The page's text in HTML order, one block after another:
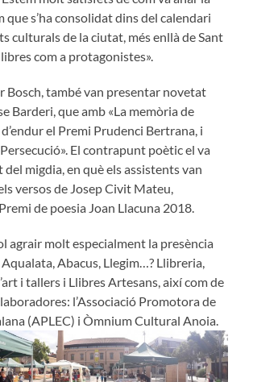
que s’ha consolidat dins del calendari
culturals de la ciutat, més enllà de Sant
com a protagonistes».
Bosch, també van presentar novetat
Barderi, que amb «La memòria de
d’endur el Premi Prudenci Bertrana, i
El contrapunt poètic el va
migdia, en què els assistents van
versos de Josep Civit Mateu,
de poesia Joan Llacuna 2018.
agrair molt especialment la presència
Abacus, Llegim…? Llibreria,
i tallers i Llibres Artesans, així com de
l’Associació Promotora de
(APLEC) i Òmnium Cultural Anoia.